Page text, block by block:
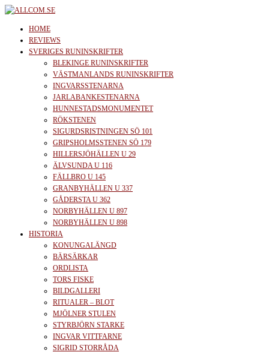
Skip
content
allcom.se
News | Reviews | History
HOME
REVIEWS
SVERIGES RUNINSKRIFTER
BLEKINGE RUNINSKRIFTER
VÄSTMANLANDS RUNINSKRIFTER
INGVARSSTENARNA
JARLABANKESTENARNA
HUNNESTADSMONUMENTET
RÖKSTENEN
SIGURDSRISTNINGEN SÖ 101
GRIPSHOLMSSTENEN SÖ 179
HILLERSJÖHÄLLEN U 29
ÄLVSUNDA U 116
FÄLLBRO U 145
GRANBYHÄLLEN U 337
GÅDERSTA U 362
NORBYHÄLLEN U 897
NORBYHÄLLEN U 898
HISTORIA
KONUNGALÄNGD
BÄRSÄRKAR
ORDLISTA
TORS FISKE
BILDGALLERI
RITUALER – BLOT
MJÖLNER STULEN
STYRBJÖRN STARKE
INGVAR VITTFARNE
SIGRID STORRÅDA